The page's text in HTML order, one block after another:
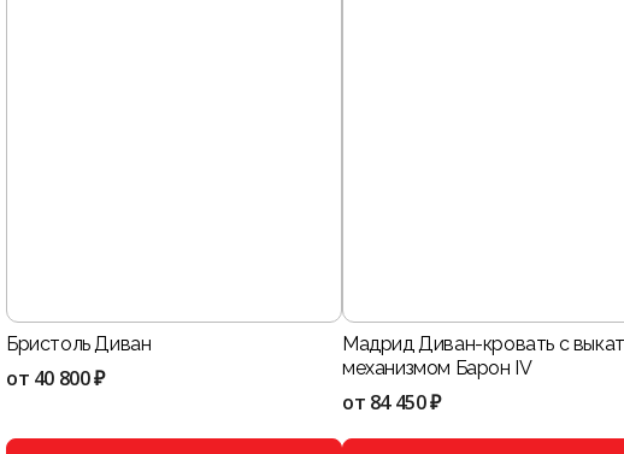
Бристоль Диван
от 40 800 ₽
Мадрид Диван-кровать с
механизмом Барон IV
от 84 450 ₽